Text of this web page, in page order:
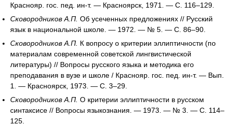
Краснояр. гос. пед. ин-т. — Красноярск, 1971. — С. 116–129.
Сковородников А.П. Об усеченных предложениях // Русский
язык в национальной школе. — 1972. — № 5. — С. 86–90.
Сковородников А.П. К вопросу о критерии эллиптичности (по
материалам современной советской лингвистической
литературы) // Вопросы русского языка и методика его
преподавания в вузе и школе / Краснояр. гос. пед. ин-т. — Вып.
1. — Красноярск, 1973. — С. 3–29.
Сковородников А.П. О критерии эллиптичности в русском
синтаксисе // Вопросы языкознания. — 1973. — № 3. — С. 114–
125.